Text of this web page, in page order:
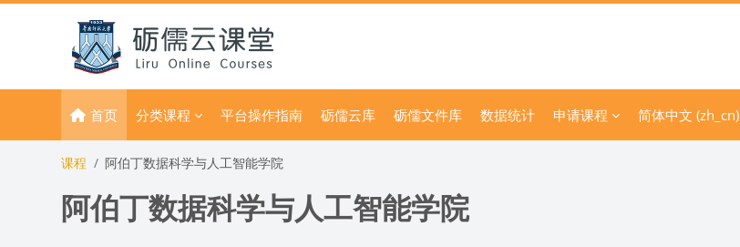
首页 分类课程 平台操作指南 砺儒云库 砺儒文件库 数据统计 申请课程 简体中文 ‎(zh_cn)‎
课程 阿伯丁数据科学与人工智能学院
阿伯丁数据科学与人工智能学院